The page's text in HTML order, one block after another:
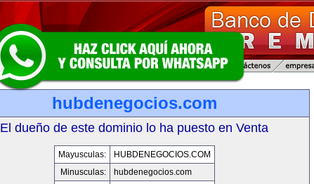
hubdenegocios.com
El dueño de este dominio lo ha puesto en Venta
Mayusculas:
HUBDENEGOCIOS.COM
Minusculas:
hubdenegocios.com